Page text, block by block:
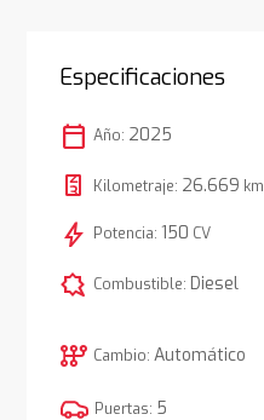
Especificaciones
calendar_today Año: 2025
Kilometraje: 26.669 km
bolt Potencia: 150 CV
comic_bubble Combustible: Diesel
auto_transmission Cambio: Automático
Puertas: 5